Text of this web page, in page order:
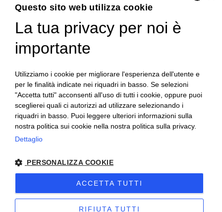
Condizioni generali di vendita
Copyright 2020© Regali Digusto è un marchio di Olio
Becchis di Becchis Danilo - Via Sommariva, 31/2/B -
10022 Carmagnola (TO) - PIVA 07980320019
Questo sito web utilizza cookie
La tua privacy per noi è
importante
Utilizziamo i cookie per migliorare l'esperienza dell'utente e
per le finalità indicate nei riquadri in basso. Se selezioni
"Accetta tutti" acconsenti all'uso di tutti i cookie, oppure puoi
sceglierei quali ci autorizzi ad utilizzare selezionando i
riquadri in basso. Puoi leggere ulteriori informazioni sulla
nostra politica sui cookie nella nostra politica sulla privacy.
Dettaglio
PERSONALIZZA COOKIE
ACCETTA TUTTI
RIFIUTA TUTTI